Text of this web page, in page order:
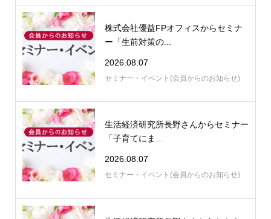
株式会社優益FPオフィスからセミナ
ー「生前対策の...
2026.08.07
セミナー・イベント(会員からのお知らせ)
生活経済研究所長野さんからセミナー
「子育てにま...
2026.08.07
セミナー・イベント(会員からのお知らせ)